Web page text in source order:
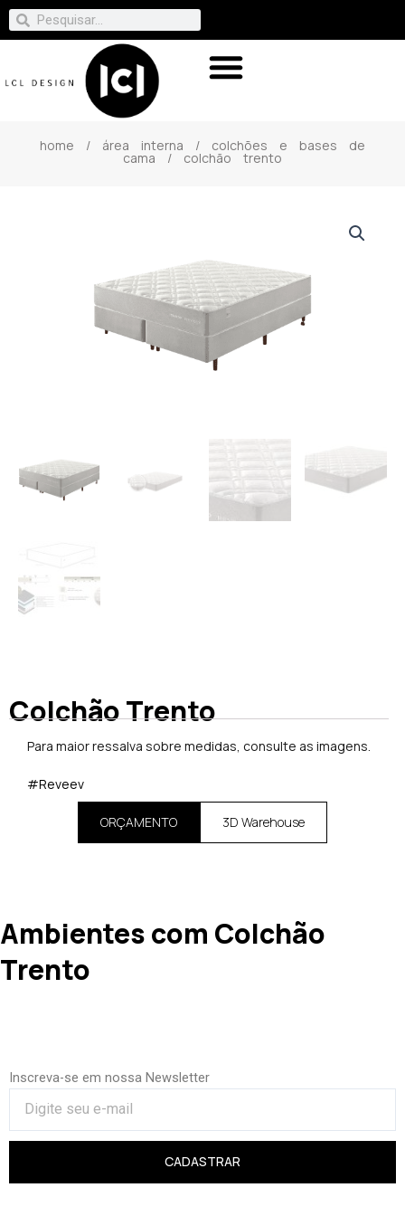
home / área interna / colchões e bases de
cama / colchão trento
Colchão Trento
Para maior ressalva sobre medidas, consulte as imagens.
#Reveev
ORÇAMENTO 3D Warehouse
Ambientes com Colchão
Trento
Inscreva-se em nossa Newsletter
CADASTRAR